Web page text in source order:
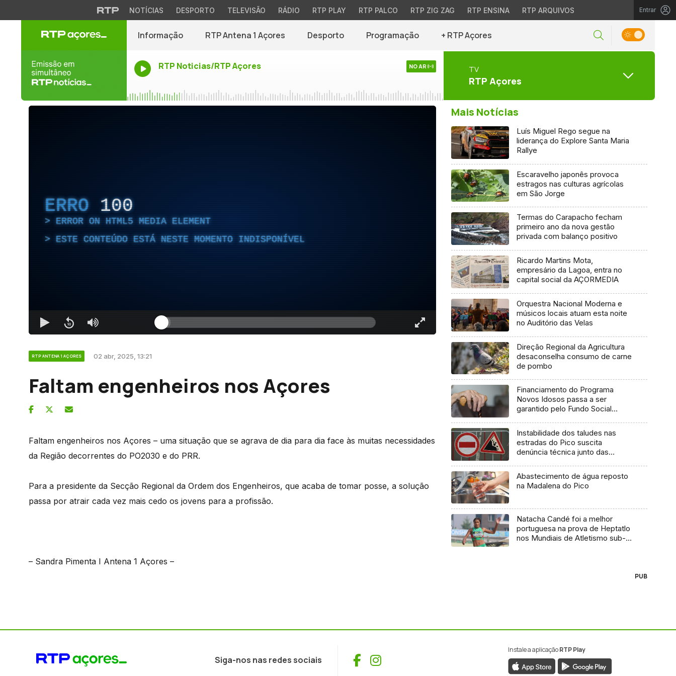
NOTÍCIAS DESPORTO TELEVISÃO RÁDIO RTP PLAY RTP PALCO RTP ZIG ZAG RTP ENSINA RTP ARQUIVOS Entrar
Informação RTP Antena 1 Açores Desporto Programação + RTP Açores
RTP Noticias/RTP Açores NO AR TV
RTP Açores
ERRO 100
ERROR ON HTML5 MEDIA ELEMENT
ESTE CONTEÚDO ESTÁ NESTE MOMENTO INDISPONÍVEL
RTP ANTENA 1 AÇORES 02 abr, 2025, 13:21
Faltam engenheiros nos Açores
Faltam engenheiros nos Açores – uma situação que se agrava de dia para dia face às muitas necessidades
da Região decorrentes do PO2030 e do PRR.
Para a presidente da Secção Regional da Ordem dos Engenheiros, que acaba de tomar posse, a solução
passa por atrair cada vez mais cedo os jovens para a profissão.
– Sandra Pimenta I Antena 1 Açores –
Mais Notícias
Luís Miguel Rego segue na
liderança do Explore Santa Maria
Rallye
Escaravelho japonês provoca
estragos nas culturas agrícolas
em São Jorge
Termas do Carapacho fecham
primeiro ano da nova gestão
privada com balanço positivo
Ricardo Martins Mota,
empresário da Lagoa, entra no
capital social da AÇORMEDIA
Orquestra Nacional Moderna e
músicos locais atuam esta noite
no Auditório das Velas
Direção Regional da Agricultura
desaconselha consumo de carne
de pombo
Financiamento do Programa
Novos Idosos passa a ser
garantido pelo Fundo Social
Instabilidade dos taludes nas
estradas do Pico suscita
denúncia técnica junto das
Abastecimento de água reposto
na Madalena do Pico
Natacha Candé foi a melhor
portuguesa na prova de Heptatlo
nos Mundiais de Atletismo sub-
PUB
Siga-nos nas redes sociais Facebook
Instagram
Instale a aplicaçãoRTP Play